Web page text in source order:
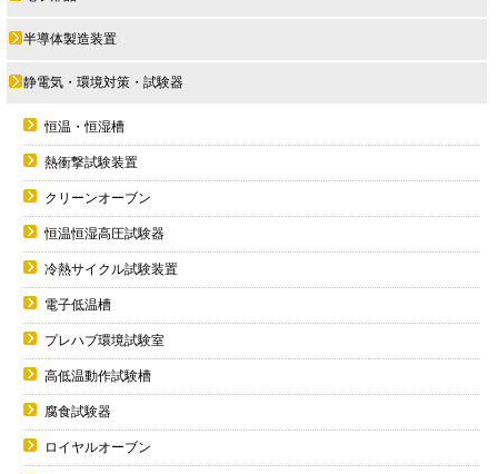
半導体製造装置
静電気・環境対策・試験器
恒温・恒湿槽
熱衝撃試験装置
クリーンオーブン
恒温恒湿高圧試験器
冷熱サイクル試験装置
電子低温槽
プレハブ環境試験室
高低温動作試験槽
腐食試験器
ロイヤルオーブン